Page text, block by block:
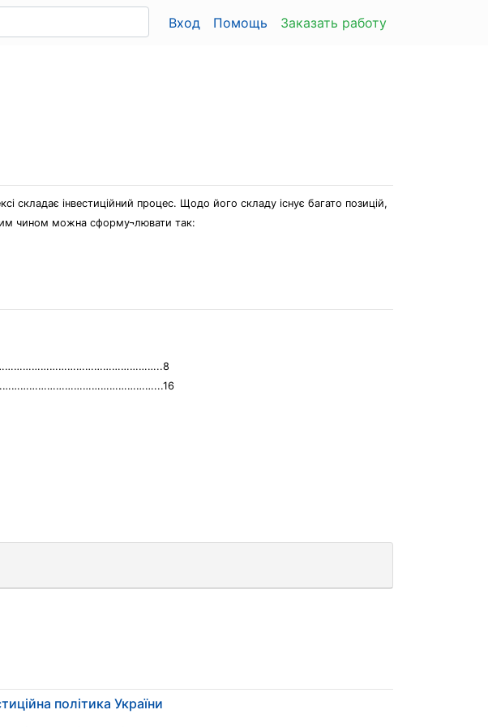
Вход Помощь Заказать работу
складає інвестиційний процес. Щодо його складу існує багато позицій,
чином можна сформу¬лювати так:
політика України